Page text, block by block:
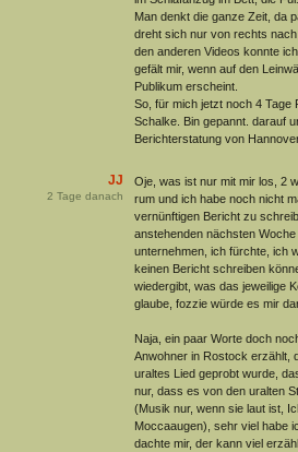
Man denkt die ganze Zeit, da
dreht sich nur von rechts
den anderen Videos konnte
gefält mir, wenn auf den
Publikum erscheint.
So, für mich jetzt noch 4 Tage
Schalke. Bin gepannt. darauf
Berichterstatung von
JJ
2 Tage danach
Oje, was ist nur mit mir los, 2
rum und ich habe noch nicht
vernünftigen Bericht zu
anstehenden nächsten
unternehmen, ich fürchte, ich
keinen Bericht schreiben
wiedergibt, was das jeweilige
glaube, fozzie würde es mir
Naja, ein paar Worte doch
Anwohner in Rostock erzählt,
uraltes Lied geprobt wurde,
nur, dass es von den uralten
(Musik nur, wenn sie laut ist,
Moccaaugen), sehr viel habe
dachte mir, der kann viel